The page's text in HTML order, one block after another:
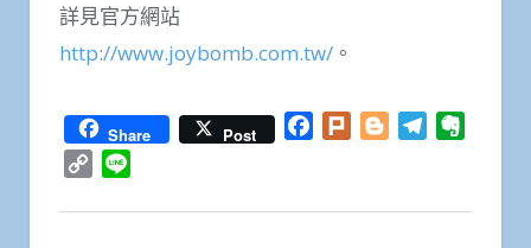
詳見官方網站
http://www.joybomb.com.tw/ 。
Share Post Facebook
Plurk BloggerTelegram
Copy